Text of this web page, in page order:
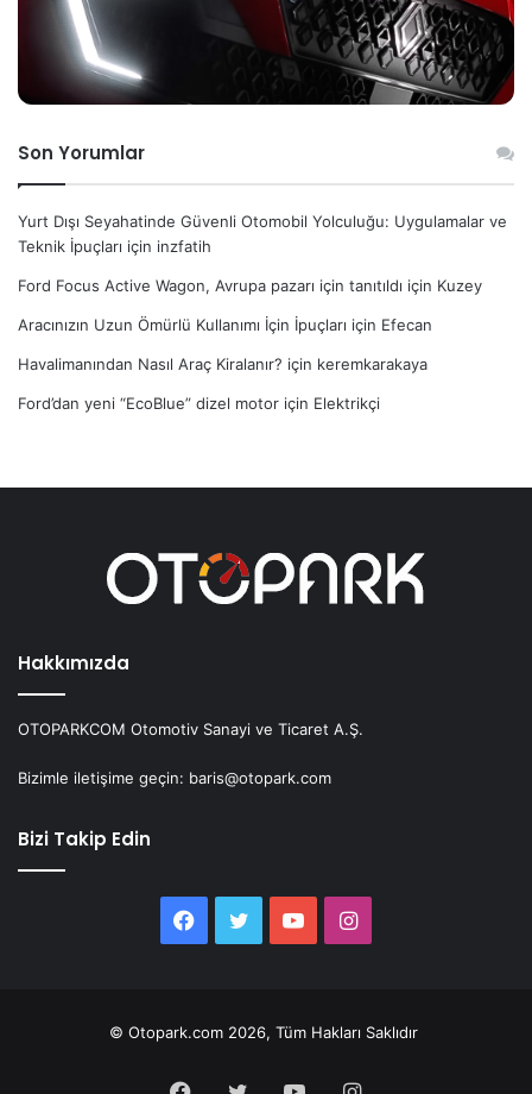
Son Yorumlar
Yurt Dışı Seyahatinde Güvenli Otomobil Yolculuğu: Uygulamalar ve
Teknik İpuçları için inzfatih
Ford Focus Active Wagon, Avrupa pazarı için tanıtıldı için Kuzey
Aracınızın Uzun Ömürlü Kullanımı İçin İpuçları için Efecan
Havalimanından Nasıl Araç Kiralanır? için keremkarakaya
Ford’dan yeni “EcoBlue” dizel motor için Elektrikçi
Hakkımızda
OTOPARKCOM Otomotiv Sanayi ve Ticaret A.Ş.
Bizimle iletişime geçin: baris@otopark.com
Bizi Takip Edin
Facebook
Twitter YouTubeInstagram
© Otopark.com 2026, Tüm Hakları Saklıdır